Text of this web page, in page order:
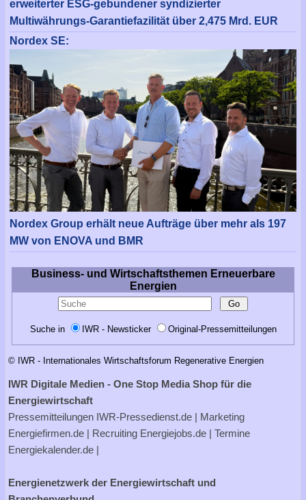
erweiterter ESG-gebundener syndizierter
Multiwährungs-Garantiefazilität über 2,475 Mrd. EUR
Nordex SE:
Nordex Group erhält neue Aufträge über mehr als 197
MW von ENOVA und BMR
Business- und Wirtschaftsthemen Erneuerbare
Energien
Suche in IWR - Newsticker Original-Pressemitteilungen
© IWR - Internationales Wirtschaftsforum Regenerative Energien
IWR Digitale Medien - One Stop Media Shop für die
Energiewirtschaft
Pressemitteilungen IWR-Pressedienst.de | Marketing
Energiefirmen.de | Recruiting Energiejobs.de | Termine
Energiekalender.de |
Energienetzwerk der Energiewirtschaft und